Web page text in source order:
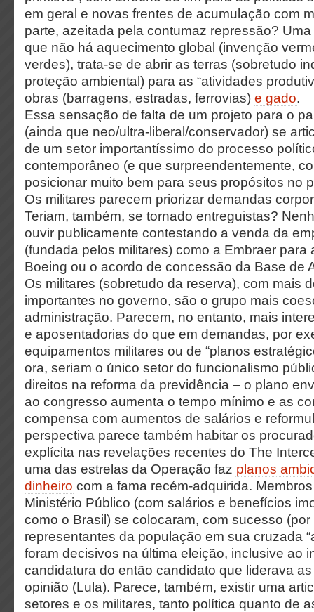
em geral e novas frentes de acumulação com
parte, azeitada pela contumaz repressão?
que não há aquecimento global (invenção
verdes), trata-se de abrir as terras (sobretudo
proteção ambiental) para as “atividades
obras (barragens, estradas, ferrovias) e gado.
Essa sensação de falta de um projeto para o
(ainda que neo/ultra-liberal/conservador) se
de um setor importantíssimo do processo
contemporâneo (e que surpreendentemente,
posicionar muito bem para seus propósitos no
Os militares parecem priorizar demandas
Teriam, também, se tornado entreguistas?
ouvir publicamente contestando a venda da
(fundada pelos militares) como a Embraer para
Boeing ou o acordo de concessão da Base de
Os militares (sobretudo da reserva), com mais
importantes no governo, são o grupo mais
administração. Parecem, no entanto, mais
e aposentadorias do que em demandas, por
equipamentos militares ou de “planos
ora, seriam o único setor do funcionalismo
direitos na reforma da previdência – o plano
ao congresso aumenta o tempo mínimo e as
compensa com aumentos de salários e
perspectiva parece também habitar os
explícita nas revelações recentes do The
uma das estrelas da Operação faz planos
dinheiro com a fama recém-adquirida.
Ministério Público (com salários e benefícios
como o Brasil) se colocaram, com sucesso (por
representantes da população em sua cruzada
foram decisivos na última eleição, inclusive ao
candidatura do então candidato que liderava
opinião (Lula). Parece, também, existir uma
setores e os militares, tanto política quanto de